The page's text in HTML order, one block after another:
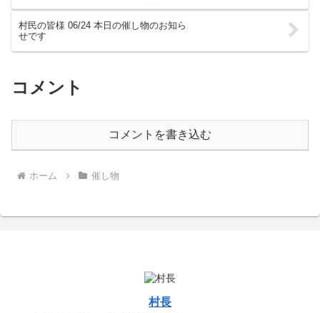
村民の皆様 06/24 本日の催し物のお知ら
せです
コメント
コメントを書き込む
ホーム 催し物
村長